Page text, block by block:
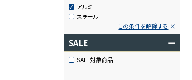
アルミ
スチール
この条件を解除する
SALE ー
SALE対象商品